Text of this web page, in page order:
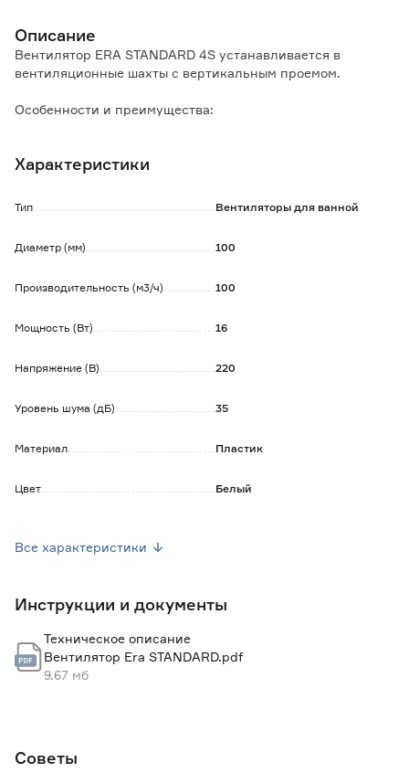
Описание
Вентилятор ERA STANDARD 4S устанавливается в
вентиляционные шахты с вертикальным проемом.
Особенности и преимущества:
- световая индикация;
- монтаж с помощью саморезов.
Характеристики
Тип Вентиляторы для ванной
Диаметр (мм) 100
Производительность (м3/ч) 100
Мощность (Вт) 16
Напряжение (В) 220
Уровень шума (дБ) 35
Материал Пластик
Цвет Белый
Датчик влажности Нет
Тяговый выключатель Нет
Все характеристики
Инструкции и документы
Техническое описание
Вентилятор Era STANDARD.pdf
9.67 мб
Советы